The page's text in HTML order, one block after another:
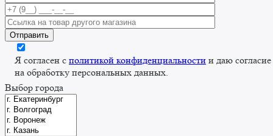
Я согласен с политикой конфиденциальности и даю согласие
на обработку персональных данных.
Выбор города